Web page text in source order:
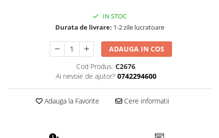
Pliculete Zahar si Miere
Stabilizatoare tensiune
IN STOC
Durata de livrare: 1-2 zile lucratoare
ADAUGA IN COS
Cod Produs: C2676
Ai nevoie de ajutor? 0742294600
Adauga la Favorite Cere informatii